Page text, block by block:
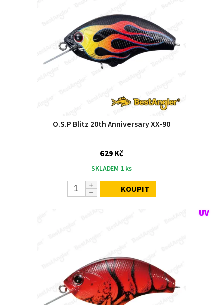
O.S.P Blitz 20th Anniversary XX‑90
629 Kč
SKLADEM 1 ks
KOUPIT